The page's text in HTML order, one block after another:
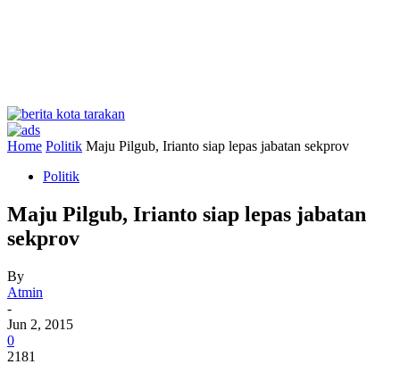
Home Politik Maju Pilgub, Irianto siap lepas jabatan sekprov
Politik
Maju Pilgub, Irianto siap lepas jabatan
sekprov
By
Atmin
-
Jun 2, 2015
0
2181